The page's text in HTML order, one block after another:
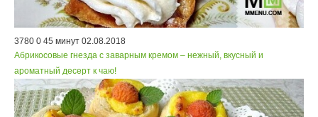
3780 0 45 минут 02.08.2018
Абрикосовые гнезда с заварным кремом – нежный, вкусный и
ароматный десерт к чаю!